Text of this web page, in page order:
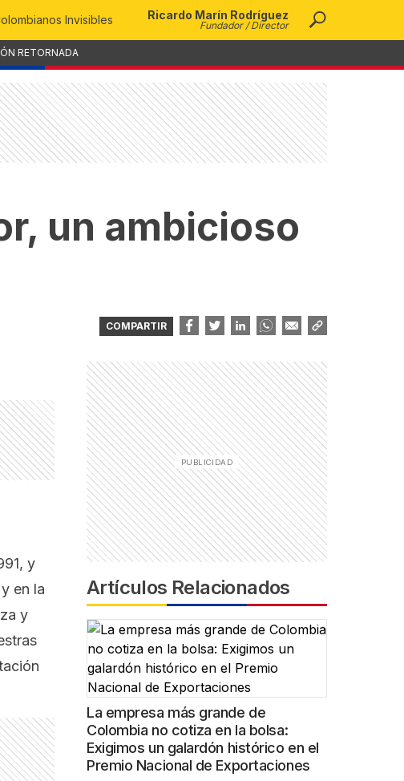
Invisibles Ricardo Marín Rodríguez
Fundador / Director
RETORNADA
un ambicioso
COMPARTIR
y
en la
y
Artículos Relacionados
La empresa más grande de
Colombia no cotiza en la bolsa:
Exigimos un galardón histórico en el
Premio Nacional de Exportaciones